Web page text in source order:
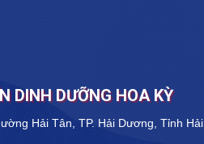
DINH DƯỠNG HOA KỲ
Hải Tân, TP. Hải Dương, Tỉnh Hải